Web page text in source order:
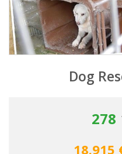
Dog
278
18.915